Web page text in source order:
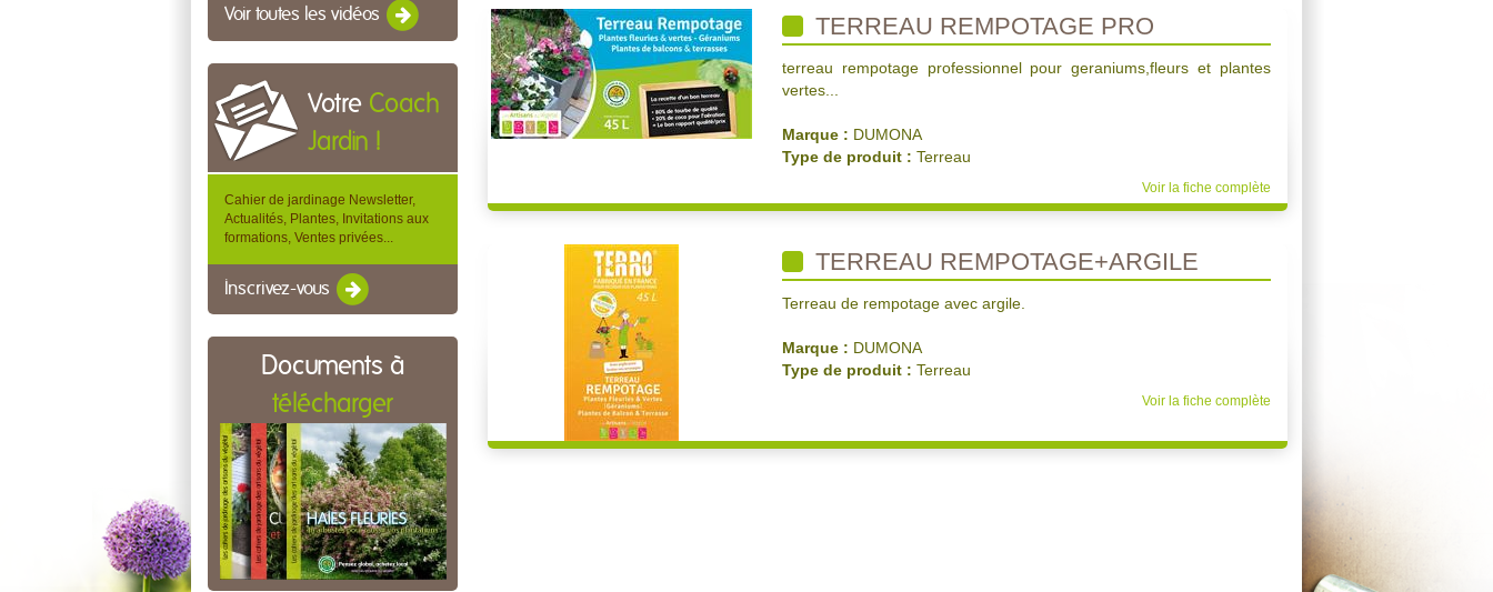
Voir toutes les vidéos
Votre Coach
Jardin !
Cahier de jardinage Newsletter,
Actualités, Plantes, Invitations aux
formations, Ventes privées...
Inscrivez-vous
Documents à
télécharger
TERREAU REMPOTAGE PRO
terreau rempotage professionnel pour geraniums,fleurs et plantes
vertes...
Marque : DUMONA
Type de produit : Terreau
Voir la fiche complète
TERREAU REMPOTAGE+ARGILE
Terreau de rempotage avec argile.
Marque : DUMONA
Type de produit : Terreau
Voir la fiche complète